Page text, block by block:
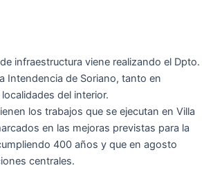
infraestructura viene realizando el Dpto.
Intendencia de Soriano, tanto en
del interior.
los trabajos que se ejecutan en Villa
en las mejoras previstas para la
400 años y que en agosto
centrales.